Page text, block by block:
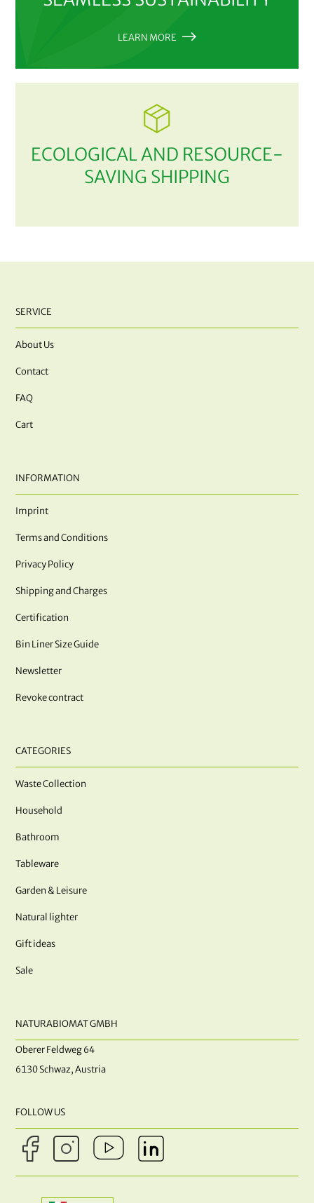
LEARN MORE
ECOLOGICAL AND RESOURCE-
SAVING SHIPPING
SERVICE
About Us
Contact
FAQ
Cart
INFORMATION
Imprint
Terms and Conditions
Privacy Policy
Shipping and Charges
Certification
Bin Liner Size Guide
Newsletter
Revoke contract
CATEGORIES
Waste Collection
Household
Bathroom
Tableware
Garden & Leisure
Natural lighter
Gift ideas
Sale
NATURABIOMAT GMBH
Oberer Feldweg 64
6130 Schwaz, Austria
FOLLOW US